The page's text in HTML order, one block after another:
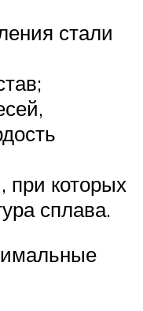
стали
при которых
сплава.